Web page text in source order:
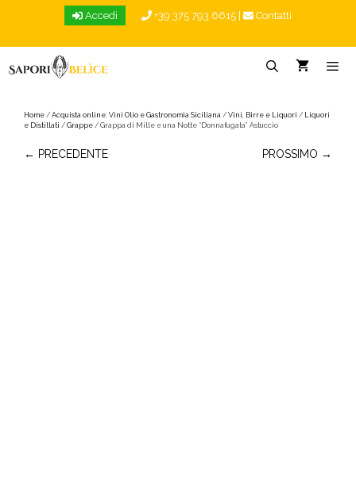
Accedi +39 375 793 6615 Contatti
Home / Acquista online: Vini Olio e Gastronomia Siciliana / Vini, Birre e Liquori /
Liquori
e Distillati / Grappe / Grappa di Mille e una Notte “Donnafugata” Astuccio
← PRECEDENTE PROSSIMO →